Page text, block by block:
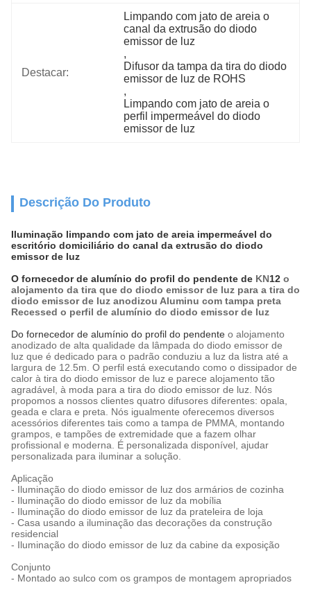
Destacar:
Limpando com jato de areia o
canal da extrusão do diodo
emissor de luz
,
Difusor da tampa da tira do diodo
emissor de luz de ROHS
,
Limpando com jato de areia o
perfil impermeável do diodo
emissor de luz
Descrição Do Produto
Iluminação limpando com jato de areia impermeável do
escritório domiciliário do canal da extrusão do diodo
emissor de luz
O fornecedor de alumínio do profil do pendente de KN12 o
alojamento da tira que do diodo emissor de luz para a tira do
diodo emissor de luz anodizou Aluminu com tampa preta
Recessed o perfil de alumínio do diodo emissor de luz
Do fornecedor de alumínio do profil do pendente o alojamento
anodizado de alta qualidade da lâmpada do diodo emissor de
luz que é dedicado para o padrão conduziu a luz da listra até a
largura de 12.5m. O perfil está executando como o dissipador de
calor à tira do diodo emissor de luz e parece alojamento tão
agradável, à moda para a tira do diodo emissor de luz. Nós
propomos a nossos clientes quatro difusores diferentes: opala,
geada e clara e preta. Nós igualmente oferecemos diversos
acessórios diferentes tais como a tampa de PMMA, montando
grampos, e tampões de extremidade que a fazem olhar
profissional e moderna. É personalizada disponível, ajudar
personalizada para iluminar a solução.
Aplicação
- Iluminação do diodo emissor de luz dos armários de cozinha
- Iluminação do diodo emissor de luz da mobília
- Iluminação do diodo emissor de luz da prateleira de loja
- Casa usando a iluminação das decorações da construção
residencial
- Iluminação do diodo emissor de luz da cabine da exposição
Conjunto
- Montado ao sulco com os grampos de montagem apropriados